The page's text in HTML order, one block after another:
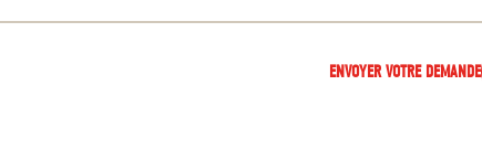
ENVOYER VOTRE DEMANDE